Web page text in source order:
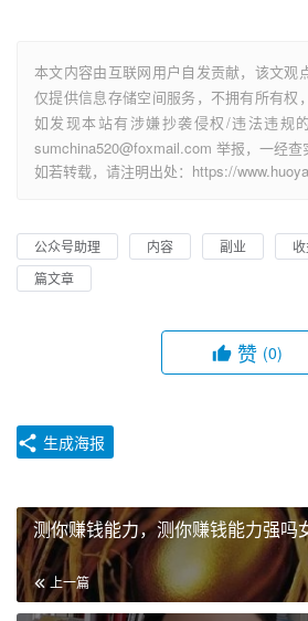
本文内容由互联网用户自发贡献，该文观
仅提供信息存储空间服务，不拥有所有权
如发现本站有涉嫌抄袭侵权/违法违规
sumchina520@foxmail.com 举报，一经查
如若转载，请注明出处：https://
公众号助理 内容 副业
篇文章
赞 (0)
生成海报
测你赚钱能力，测你赚钱能力强吗
上一篇